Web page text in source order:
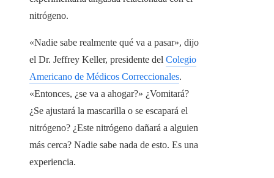
nitrógeno.
«Nadie sabe realmente qué va a pasar», dijo
el Dr. Jeffrey Keller, presidente del Colegio
Americano de Médicos Correccionales.
«Entonces, ¿se va a ahogar?» ¿Vomitará?
¿Se ajustará la mascarilla o se escapará el
nitrógeno? ¿Este nitrógeno dañará a alguien
más cerca? Nadie sabe nada de esto. Es una
experiencia.